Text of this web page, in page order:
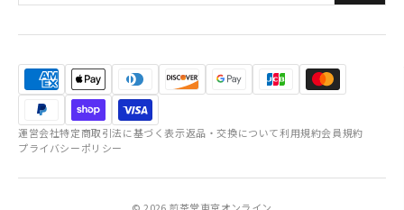
運営会社特定商取引法に基づく表示返品・交換について利用規約会員規約
プライバシーポリシー